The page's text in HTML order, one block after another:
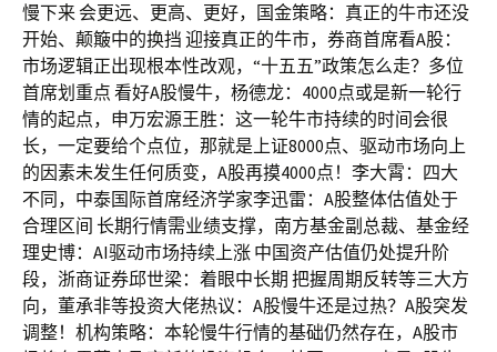
慢下来 会更远、更高、更好，国金策略：真正的牛市还没
开始、颠簸中的换挡 迎接真正的牛市，券商首席看A股：
市场逻辑正出现根本性改观，“十五五”政策怎么走？多位
首席划重点 看好A股慢牛，杨德龙：4000点或是新一轮行
情的起点，申万宏源王胜：这一轮牛市持续的时间会很
长，一定要给个点位，那就是上证8000点、驱动市场向上
的因素未发生任何质变，A股再摸4000点！李大霄：四大
不同，中泰国际首席经济学家李迅雷：A股整体估值处于
合理区间 长期行情需业绩支撑，南方基金副总裁、基金经
理史博：AI驱动市场持续上涨 中国资产估值仍处提升阶
段，浙商证券邱世梁：着眼中长期 把握周期反转等三大方
向，董承非等投资大佬热议：A股慢牛还是过热？A股突发
调整！机构策略：本轮慢牛行情的基础仍然存在，A股市